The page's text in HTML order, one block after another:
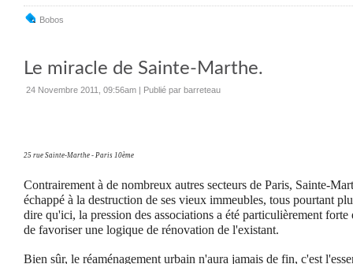
Bobos
Le miracle de Sainte-Marthe.
24 Novembre 2011, 09:56am | Publié par barreteau
25 rue Sainte-Marthe - Paris 10ème
Contrairement à de nombreux autres secteurs de Paris, Sainte-
échappé à la destruction de ses vieux immeubles, tous pourtant
dire qu'ici, la pression des associations a été particulièrement
de favoriser une logique de rénovation de l'existant.
Bien sûr, le réaménagement urbain n'aura jamais de fin, c'est